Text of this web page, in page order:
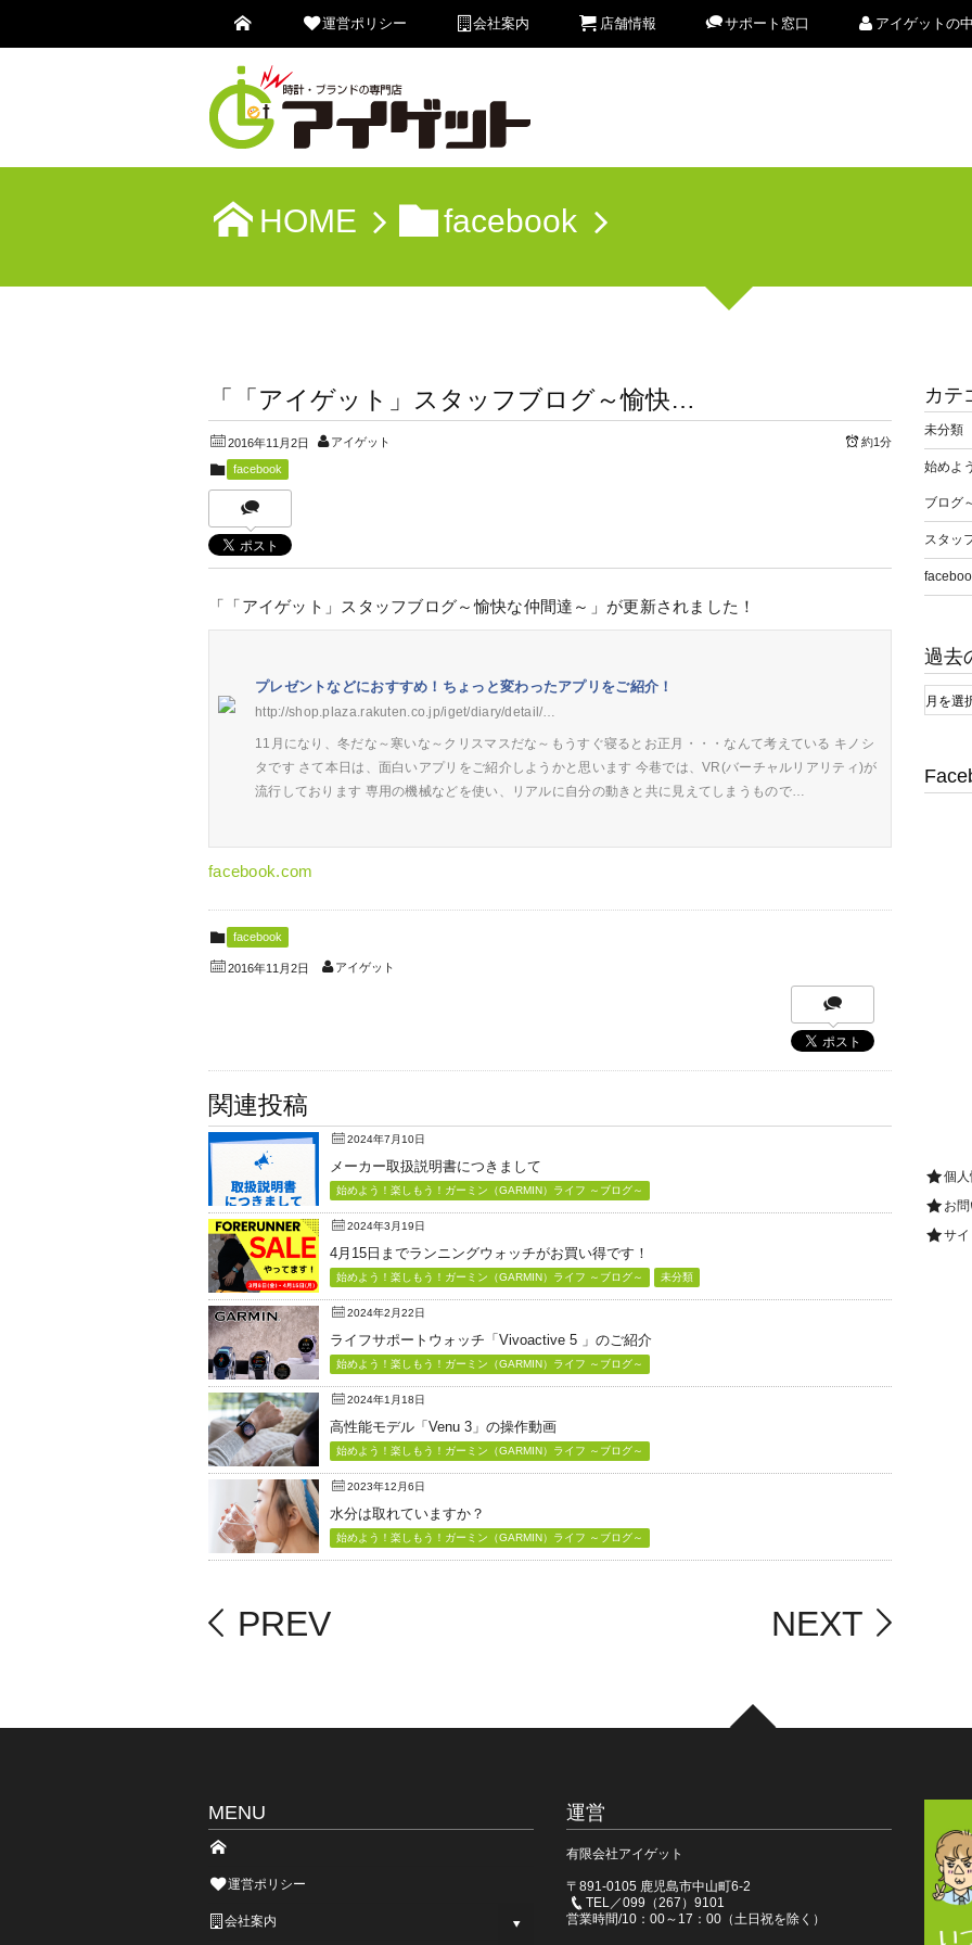
運営ポリシー 会社案内 店舗情報 サポート窓口 アイゲットの
HOME facebook
「「アイゲット」スタッフブログ～愉快…
2016年11月2日 アイゲット 約1分
facebook
「「アイゲット」スタッフブログ～愉快な仲間達～」が更新されました！
プレゼントなどにおすすめ！ちょっと変わったアプリをご紹介！
http://shop.plaza.rakuten.co.jp/iget/diary/detail/…
11月になり、冬だな～寒いな～クリスマスだな～もうすぐ寝るとお正月・・・なんて考えている キノシ
タです さて本日は、面白いアプリをご紹介しようかと思います 今巷では、VR(バーチャルリアリティ)が
流行しております 専用の機械などを使い、リアルに自分の動きと共に見えてしまうもので…
facebook.com
facebook
2016年11月2日 アイゲット
関連投稿
2024年7月10日
メーカー取扱説明書につきまして
始めよう！楽しもう！ガーミン（GARMIN）ライフ ～ブログ～
2024年3月19日
4月15日までランニングウォッチがお買い得です！
始めよう！楽しもう！ガーミン（GARMIN）ライフ ～ブログ～ 未分類
2024年2月22日
ライフサポートウォッチ「Vivoactive 5 」のご紹介
始めよう！楽しもう！ガーミン（GARMIN）ライフ ～ブログ～
2024年1月18日
高性能モデル「Venu 3」の操作動画
始めよう！楽しもう！ガーミン（GARMIN）ライフ ～ブログ～
2023年12月6日
水分は取れていますか？
始めよう！楽しもう！ガーミン（GARMIN）ライフ ～ブログ～
PREV NEXT
カテ
未分類
始めよ
ブログ
スタッ
過去
個
お
サ
MENU
運営ポリシー
会社案内
運営
有限会社アイゲット
〒891-0105 鹿児島市中山町6-2
TEL／099（267）9101
営業時間/10：00～17：00（土日祝を除く）